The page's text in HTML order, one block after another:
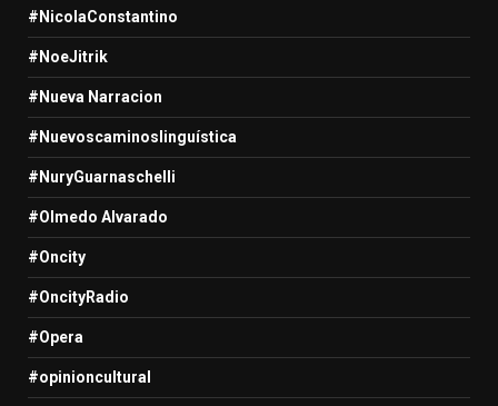
#NicolaConstantino
#NoeJitrik
#Nueva Narracion
#Nuevoscaminoslinguística
#NuryGuarnaschelli
#Olmedo Alvarado
#Oncity
#OncityRadio
#Opera
#opinioncultural